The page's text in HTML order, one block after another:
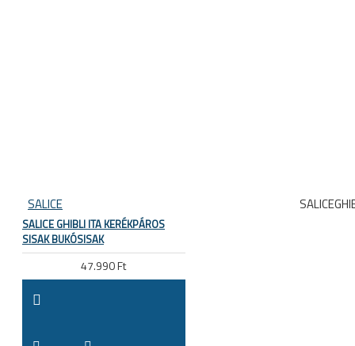
SALICE
SALICE GHIBLI ITA KERÉKPÁROS
SISAK BUKÓSISAK
47.990 Ft